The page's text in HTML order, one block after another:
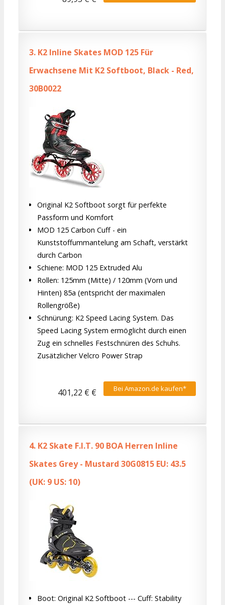
3. K2 Inline Skates MOD 125 Für
Erwachsene Mit K2 Softboot, Black - Red,
30B0022
Original K2 Softboot sorgt für perfekte
Passform und Komfort
MOD 125 Carbon Cuff - ein
Kunststoffummantelung am Schaft, verstärkt
durch Carbon
Schiene: MOD 125 Extruded Alu
Rollen: 125mm (Mitte) / 120mm (Vorn und
Hinten) 85a (entspricht der maximalen
Rollengröße)
Schnürung: K2 Speed Lacing System. Das
Speed Lacing System ermöglicht durch einen
Zug ein schnelles Festschnüren des Schuhs.
Zusätzlicher Velcro Power Strap
Bei Amazon.de kaufen*
401,22 € €
4. K2 Skate F.I.T. 90 BOA Herren Inline
Skates Grey - Mustard 30G0815 EU: 43.5
(UK: 9 US: 10)
Boot: Original K2 Softboot --- Cuff: Stability